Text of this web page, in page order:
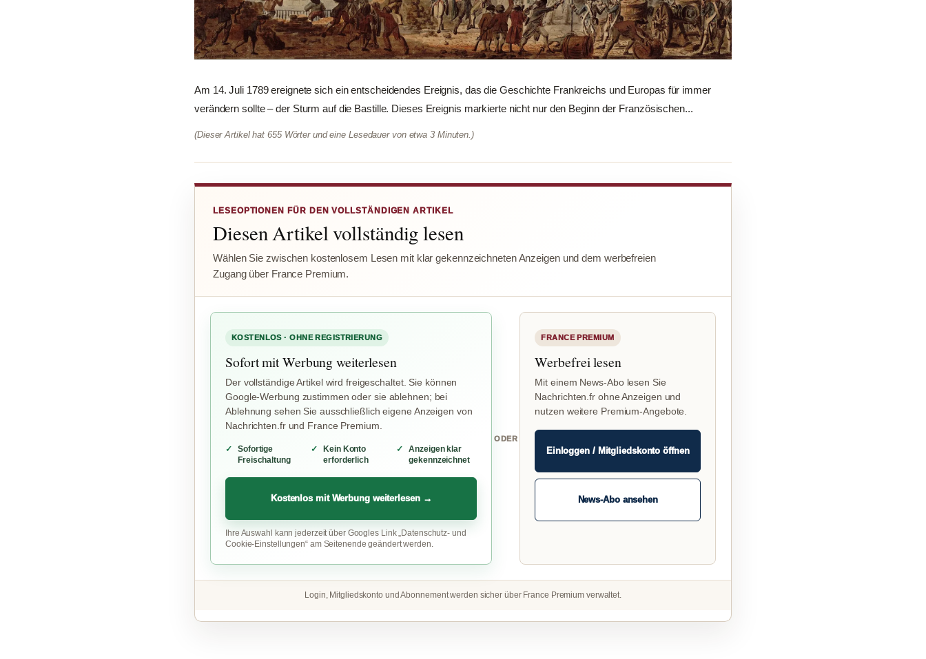
Am 14. Juli 1789 ereignete sich ein entscheidendes Ereignis, das die Geschichte Frankreichs und Europas für immer
verändern sollte – der Sturm auf die Bastille. Dieses Ereignis markierte nicht nur den Beginn der Französischen...
(Dieser Artikel hat 655 Wörter und eine Lesedauer von etwa 3 Minuten.)
LESEOPTIONEN FÜR DEN VOLLSTÄNDIGEN ARTIKEL
Diesen Artikel vollständig lesen
Wählen Sie zwischen kostenlosem Lesen mit klar gekennzeichneten Anzeigen und dem werbefreien
Zugang über France Premium.
KOSTENLOS · OHNE REGISTRIERUNG
Sofort mit Werbung weiterlesen
Der vollständige Artikel wird freigeschaltet. Sie können
Google-Werbung zustimmen oder sie ablehnen; bei
Ablehnung sehen Sie ausschließlich eigene Anzeigen von
Nachrichten.fr und France Premium.
Sofortige
Freischaltung
Kein Konto
erforderlich
Anzeigen klar
gekennzeichnet
Kostenlos mit Werbung weiterlesen →
Ihre Auswahl kann jederzeit über Googles Link „Datenschutz- und
Cookie-Einstellungen“ am Seitenende geändert werden.
ODER
FRANCE PREMIUM
Werbefrei lesen
Mit einem News-Abo lesen Sie
Nachrichten.fr ohne Anzeigen und
nutzen weitere Premium-Angebote.
Einloggen / Mitgliedskonto öffnen
News-Abo ansehen
Login, Mitgliedskonto und Abonnement werden sicher über France Premium verwaltet.